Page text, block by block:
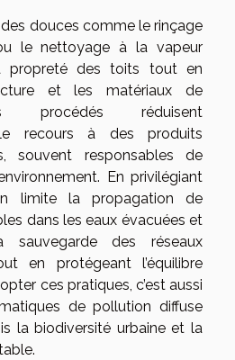
douces comme le rinçage
le nettoyage à la vapeur
propreté des toits tout en
et les matériaux de
procédés réduisent
le recours à des produits
souvent responsables de
En privilégiant
limite la propagation de
dans les eaux évacuées et
des réseaux
en protégeant l’équilibre
ces pratiques, c’est aussi
de pollution diffuse
la biodiversité urbaine et la